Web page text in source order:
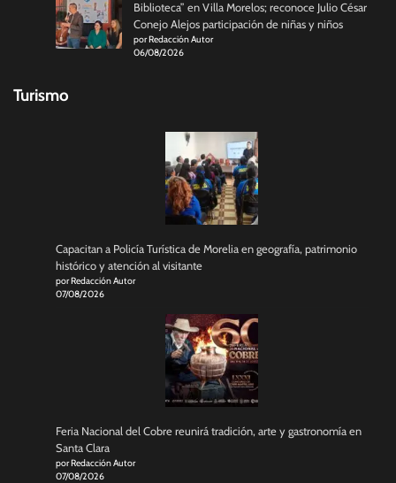
Biblioteca” en Villa Morelos; reconoce Julio César
Conejo Alejos participación de niñas y niños
por Redacción Autor
06/08/2026
Turismo
Capacitan a Policía Turística de Morelia en geografía, patrimonio
histórico y atención al visitante
por Redacción Autor
07/08/2026
Feria Nacional del Cobre reunirá tradición, arte y gastronomía en
Santa Clara
por Redacción Autor
07/08/2026